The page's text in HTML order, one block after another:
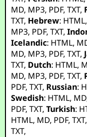
MD, MP3, PDF,TXT,
TXT, Hebrew: HTML,
MP3, PDF,TXT,
Icelandic: HTML,
MD, MP3, PDF,TXT,
TXT, Dutch: HTML,
MD, MP3, PDF,TXT,
PDF,TXT, Russian:
Swedish: HTML, MD
PDF,TXT,Turkish:
HTML, MD, PDF,TXT
TXT,